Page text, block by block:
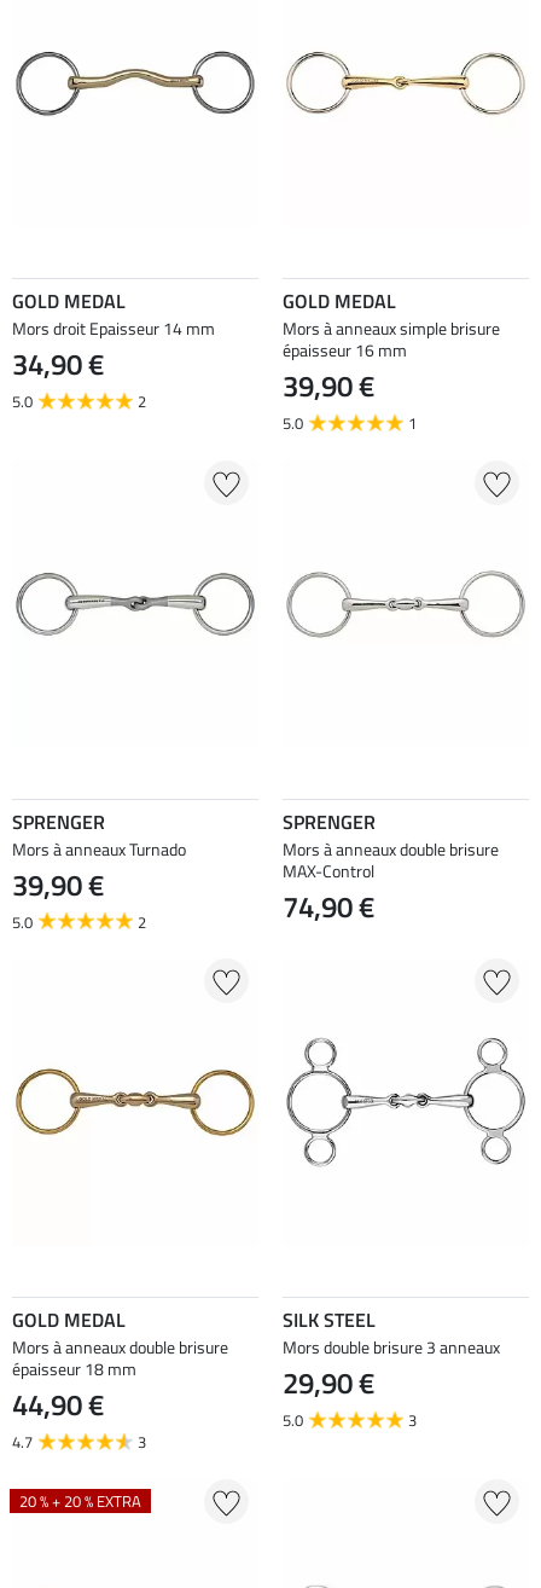
GOLD MEDAL
Mors droit Epaisseur 14 mm
34,90 €
5.0 2
GOLD MEDAL
Mors à anneaux simple brisure
épaisseur 16 mm
39,90 €
5.0 1
SPRENGER
Mors à anneaux Turnado
39,90 €
5.0 2
SPRENGER
Mors à anneaux double brisure
MAX-Control
74,90 €
GOLD MEDAL
Mors à anneaux double brisure
épaisseur 18 mm
44,90 €
4.7 3
SILK STEEL
Mors double brisure 3 anneaux
29,90 €
5.0 3
20 % + 20 % EXTRA